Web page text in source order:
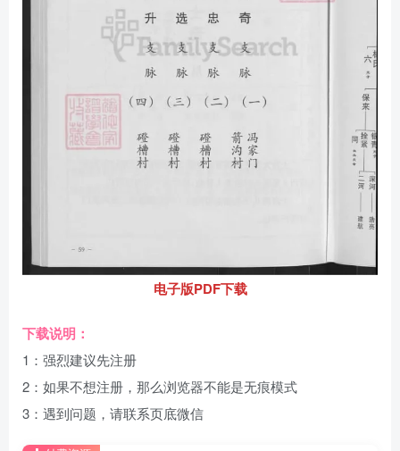
电子版PDF下载
下载说明：
1：强烈建议先注册
2：如果不想注册，那么浏览器不能是无痕模式
3：遇到问题，请联系页底微信